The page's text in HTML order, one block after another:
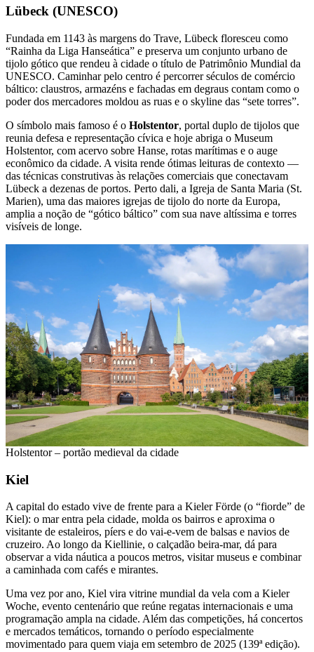
Lübeck (UNESCO)
Fundada em 1143 às margens do Trave, Lübeck floresceu como
“Rainha da Liga Hanseática” e preserva um conjunto urbano de
tijolo gótico que rendeu à cidade o título de Patrimônio Mundial da
UNESCO. Caminhar pelo centro é percorrer séculos de comércio
báltico: claustros, armazéns e fachadas em degraus contam como o
poder dos mercadores moldou as ruas e o skyline das “sete torres”.
O símbolo mais famoso é o Holstentor, portal duplo de tijolos que
reunia defesa e representação cívica e hoje abriga o Museum
Holstentor, com acervo sobre Hanse, rotas marítimas e o auge
econômico da cidade. A visita rende ótimas leituras de contexto —
das técnicas construtivas às relações comerciais que conectavam
Lübeck a dezenas de portos. Perto dali, a Igreja de Santa Maria (St.
Marien), uma das maiores igrejas de tijolo do norte da Europa,
amplia a noção de “gótico báltico” com sua nave altíssima e torres
visíveis de longe.
Holstentor – portão medieval da cidade
Kiel
A capital do estado vive de frente para a Kieler Förde (o “fiorde” de
Kiel): o mar entra pela cidade, molda os bairros e aproxima o
visitante de estaleiros, píers e do vai-e-vem de balsas e navios de
cruzeiro. Ao longo da Kiellinie, o calçadão beira-mar, dá para
observar a vida náutica a poucos metros, visitar museus e combinar
a caminhada com cafés e mirantes.
Uma vez por ano, Kiel vira vitrine mundial da vela com a Kieler
Woche, evento centenário que reúne regatas internacionais e uma
programação ampla na cidade. Além das competições, há concertos
e mercados temáticos, tornando o período especialmente
movimentado para quem viaja em setembro de 2025 (139ª edição).